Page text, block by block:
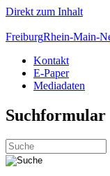
Direkt zum Inhalt
FreiburgRhein-Main-
Kontakt
E-Paper
Mediadaten
Suchformular